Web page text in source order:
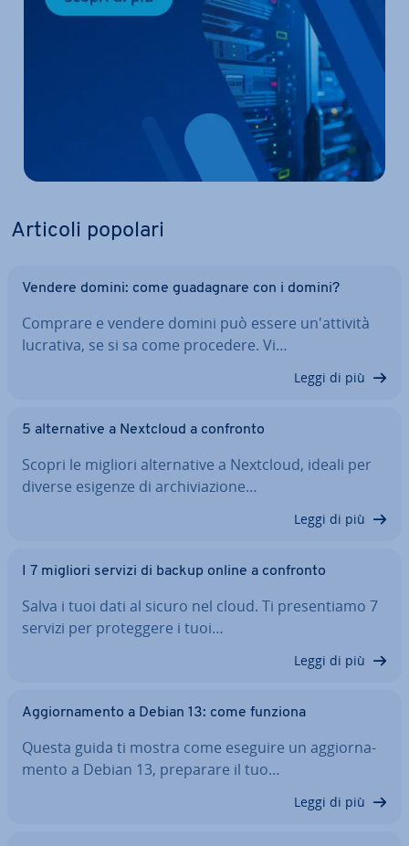
Articoli popolari
Vendere domini: come gua­da­gna­re con i domini?
Comprare e vendere domini può essere un'at­ti­vi­tà
lucrativa, se si sa come procedere. Vi…
Leggi di più
5 al­ter­na­ti­ve a Nextcloud a confronto
Scopri le migliori al­ter­na­ti­ve a Nextcloud, ideali per
diverse esigenze di ar­chi­via­zio­ne…
Leggi di più
I 7 migliori servizi di backup online a confronto
Salva i tuoi dati al sicuro nel cloud. Ti pre­sen­tia­mo 7
servizi per pro­teg­ge­re i tuoi…
Leggi di più
Ag­gior­na­men­to a Debian 13: come funziona
Questa guida ti mostra come eseguire un ag­gior­na­
men­to a Debian 13, preparare il tuo…
Leggi di più